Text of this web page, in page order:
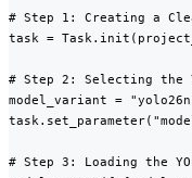
# Step 1: Creating a
task =
# Step 2: Selecting the
model_variant =
# Step 3: Loading the